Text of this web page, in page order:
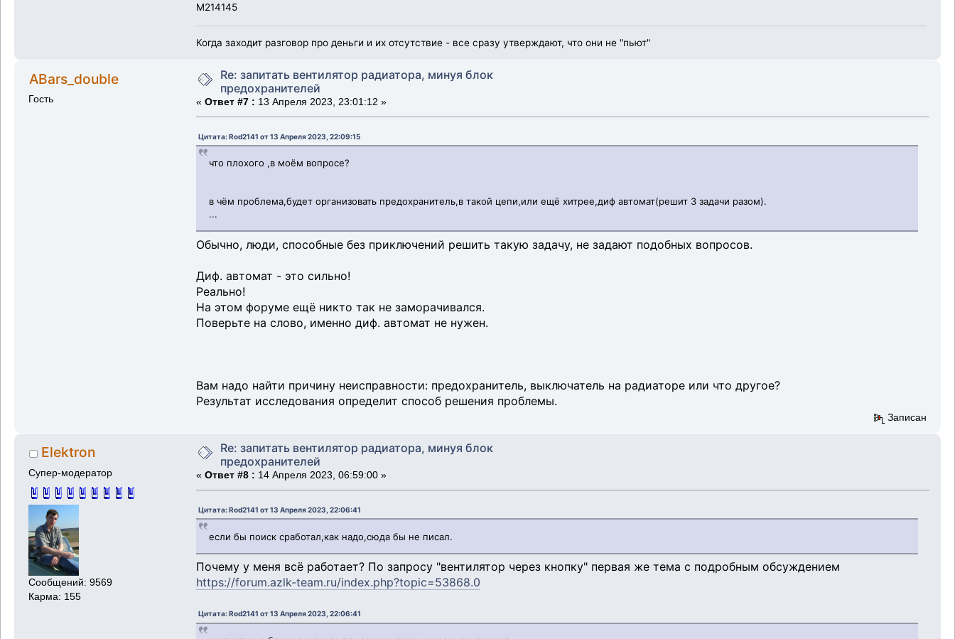
M214145
Когда заходит разговор про деньги и их отсутствие - все сразу утверждают, что они не "пьют"
ABars_double
Гость
Re: запитать вентилятор радиатора, минуя блок
предохранителей
« Ответ #7 : 13 Апреля 2023, 23:01:12 »
Цитата: Rod2141 от 13 Апреля 2023, 22:09:15
что плохого ,в моём вопросе?
в чём проблема,будет организовать предохранитель,в такой цепи,или ещё хитрее,диф автомат(решит 3 задачи разом).
...
Обычно, люди, способные без приключений решить такую задачу, не задают подобных вопросов.
Диф. автомат - это сильно!
Реально!
На этом форуме ещё никто так не заморачивался.
Поверьте на слово, именно диф. автомат не нужен.
Вам надо найти причину неисправности: предохранитель, выключатель на радиаторе или что другое?
Результат исследования определит способ решения проблемы.
Записан
Elektron
Супер-модератор
Сообщений: 9569
Карма: 155
Re: запитать вентилятор радиатора, минуя блок
предохранителей
« Ответ #8 : 14 Апреля 2023, 06:59:00 »
Цитата: Rod2141 от 13 Апреля 2023, 22:06:41
если бы поиск сработал,как надо,сюда бы не писал.
Почему у меня всё работает? По запросу "вентилятор через кнопку" первая же тема с подробным обсуждением
https://forum.azlk-team.ru/index.php?topic=53868.0
Цитата: Rod2141 от 13 Апреля 2023, 22:06:41